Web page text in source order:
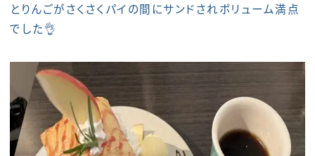
とりんごがさくさくパイの間にサンドされボリューム満点
でした👌